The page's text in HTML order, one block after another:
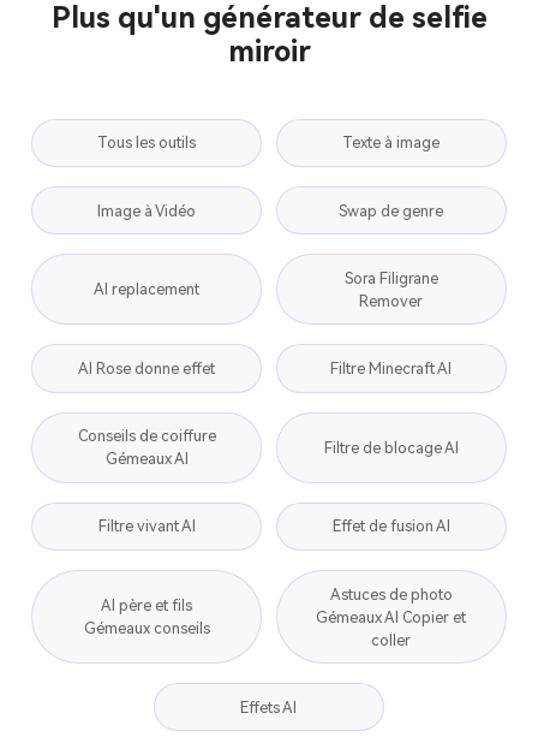
Plus qu'un générateur de selfie
miroir
Tous les outils Texte à image
Image à Vidéo Swap de genre
AI replacement
Sora Filigrane
Remover
AI Rose donne effet Filtre Minecraft AI
Conseils de coiffure
Gémeaux AI
Filtre de blocage AI
Filtre vivant AI Effet de fusion AI
AI père et fils
Gémeaux conseils
Astuces de photo
Gémeaux AI Copier et
coller
Effets AI